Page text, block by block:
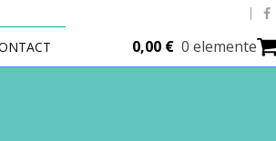
0,00 € 0 elemente